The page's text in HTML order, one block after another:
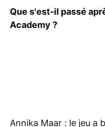
Que s'est-il passé
Academy ?
Annika Maar : le jeu a